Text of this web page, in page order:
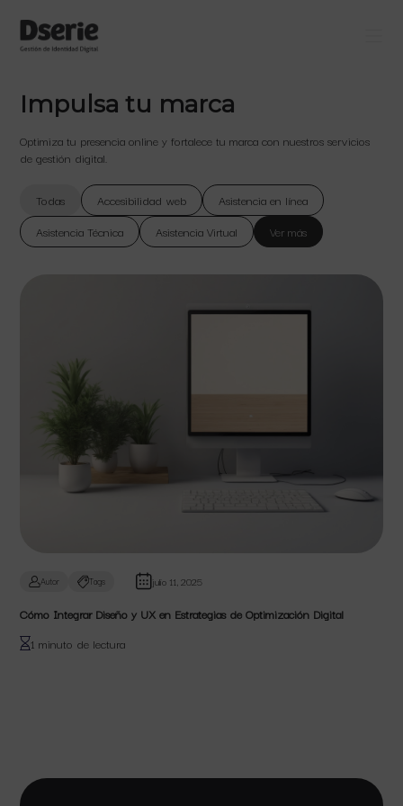
Impulsa tu marca
Optimiza tu presencia online y fortalece tu marca con nuestros servicios
de gestión digital.
Todas Accesibilidad web
Asistencia en línea
Asistencia Técnica
Asistencia Virtual Ver más
Autor Tags julio 11, 2025
Cómo Integrar Diseño y UX en Estrategias de Optimización Digital
1 minuto de lectura